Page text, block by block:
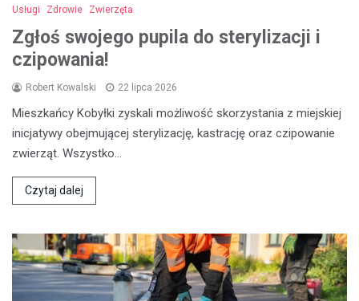
Usługi Zdrowie Zwierzęta
Zgłoś swojego pupila do sterylizacji i
czipowania!
Robert Kowalski 22 lipca 2026
Mieszkańcy Kobyłki zyskali możliwość skorzystania z miejskiej
inicjatywy obejmującej sterylizację, kastrację oraz czipowanie
zwierząt. Wszystko…
Czytaj dalej